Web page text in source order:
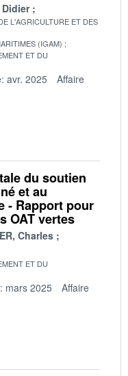
Didier
L'AGRICULTURE ET DES
(IGAM)
ET DU
avr. 2025
Affaire
du soutien
et au
- Rapport pour
OAT vertes
Charles
ET DU
mars 2025
Affaire